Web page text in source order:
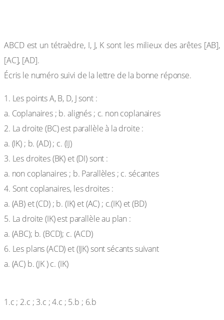
ABCD est un tétraèdre, I, J, K sont les milieux des arêtes [AB],
[AC], [AD].
Écris le numéro suivi de la lettre de la bonne réponse.
1. Les points A, B, D, J sont :
a. Coplanaires ; b. alignés ; c. non coplanaires
2. La droite (BC) est parallèle à la droite :
a. (IK) ; b. (AD) ; c. (IJ)
3. Les droites (BK) et (DI) sont :
a. non coplanaires ; b. Parallèles ; c. sécantes
4. Sont coplanaires, les droites :
a. (AB) et (CD) ; b. (IK) et (AC) ; c.(IK) et (BD)
5. La droite (IK) est parallèle au plan :
a. (ABC); b. (BCD); c. (ACD)
6. Les plans (ACD) et (IJK) sont sécants suivant
a. (AC) b. (JK ) c. (IK)
1.c ; 2.c ; 3.c ; 4.c ; 5.b ; 6.b